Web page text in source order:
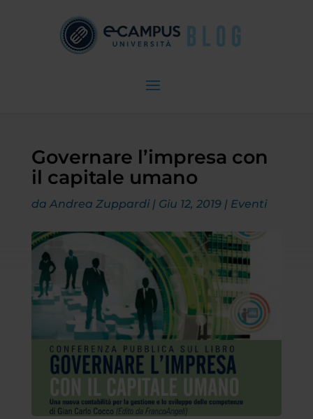
Governare l’impresa con
il capitale umano
daAndrea Zuppardi| Giu 12, 2019| Eventi